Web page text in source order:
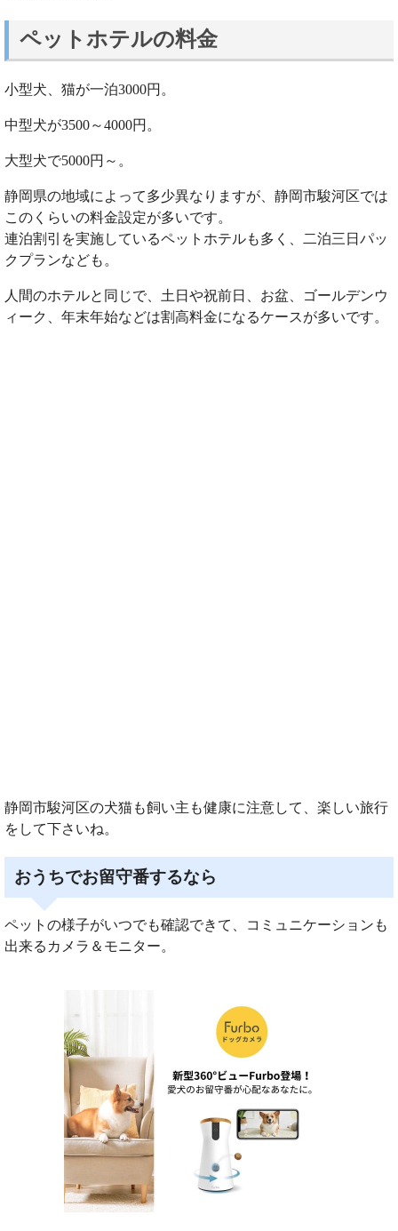
ペットホテルの料金
小型犬、猫が一泊3000円。
中型犬が3500～4000円。
大型犬で5000円～。
静岡県の地域によって多少異なりますが、静岡市駿河区では
このくらいの料金設定が多いです。
連泊割引を実施しているペットホテルも多く、二泊三日パッ
クプランなども。
人間のホテルと同じで、土日や祝前日、お盆、ゴールデンウ
ィーク、年末年始などは割高料金になるケースが多いです。
静岡市駿河区の犬猫も飼い主も健康に注意して、楽しい旅行
をして下さいね。
おうちでお留守番するなら
ペットの様子がいつでも確認できて、コミュニケーションも
出来るカメラ＆モニター。